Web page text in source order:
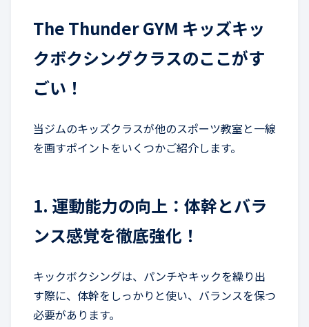
The Thunder GYM キッズキッ
クボクシングクラスのここがす
ごい！
当ジムのキッズクラスが他のスポーツ教室と一線
を画すポイントをいくつかご紹介します。
1. 運動能力の向上：体幹とバラ
ンス感覚を徹底強化！
キックボクシングは、パンチやキックを繰り出
す際に、体幹をしっかりと使い、バランスを保つ
必要があります。